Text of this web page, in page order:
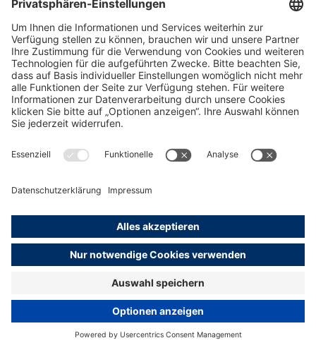
Alle Presse Meldungen ansehen
Mehr zum Thema
Erklärung zur Barrierefreiheit
English